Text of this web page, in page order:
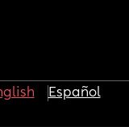
Español